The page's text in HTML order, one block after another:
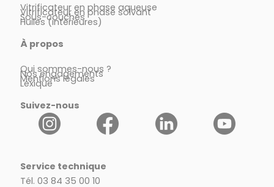
Vitrificateur en phase aqueuse
Vitrificateur en phase solvant
Sous-couches
Huiles (intérieures)
À propos
Qui sommes-nous ?
Nos engagements
Mentions légales
Lexique
Suivez-nous
Service technique
Tél. 03 84 35 00 10